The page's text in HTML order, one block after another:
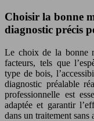
Choisir la bonne
diagnostic précis
Le choix de la bonne
facteurs, tels que
type de bois,
diagnostic préalable
professionnelle est
adaptée et garantir
dans un traitement